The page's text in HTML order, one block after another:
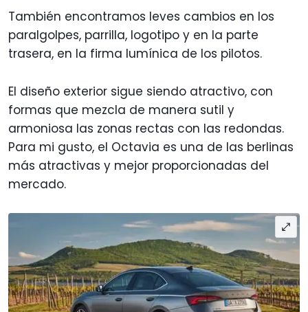
También encontramos leves cambios en los
paralgolpes, parrilla, logotipo y en la parte
trasera, en la firma lumínica de los pilotos.
El diseño exterior sigue siendo atractivo, con
formas que mezcla de manera sutil y
armoniosa las zonas rectas con las redondas.
Para mi gusto, el Octavia es una de las berlinas
más atractivas y mejor proporcionadas del
mercado.